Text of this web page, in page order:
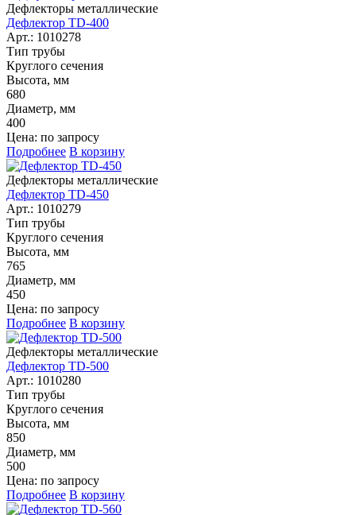
Дефлекторы металлические
Дефлектор TD-400
Арт.: 1010278
Тип трубы
Круглого сечения
Высота, мм
680
Диаметр, мм
400
Цена: по запросу
Подробнее В корзину
Дефлекторы металлические
Дефлектор TD-450
Арт.: 1010279
Тип трубы
Круглого сечения
Высота, мм
765
Диаметр, мм
450
Цена: по запросу
Подробнее В корзину
Дефлекторы металлические
Дефлектор TD-500
Арт.: 1010280
Тип трубы
Круглого сечения
Высота, мм
850
Диаметр, мм
500
Цена: по запросу
Подробнее В корзину